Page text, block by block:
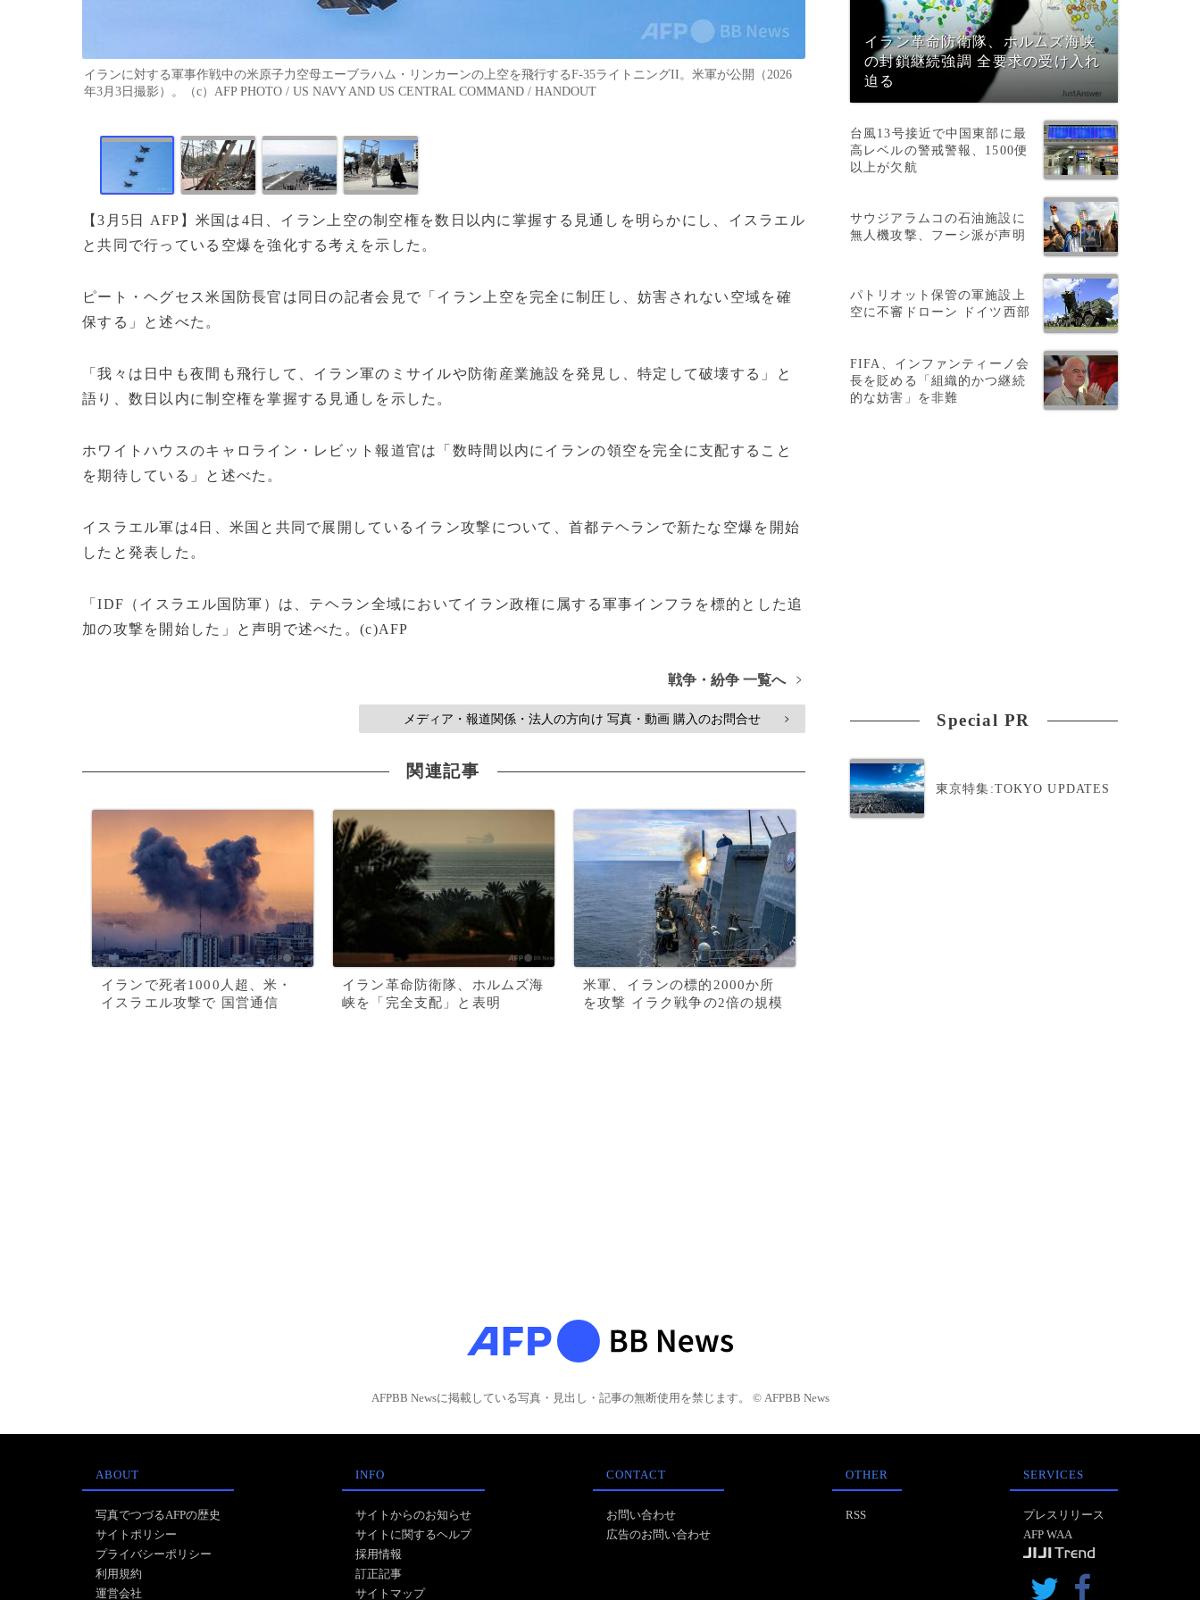
イランに対する軍事作戦中の米原子力空母エーブラハム・リンカーンの上空を飛行するF-35ライトニングII。米軍が公開（2026
年3月3日撮影）。（c）AFP PHOTO / US NAVY AND US CENTRAL COMMAND / HANDOUT
【3月5日 AFP】米国は4日、イラン上空の制空権を数日以内に掌握する見通しを明らかにし、イスラエル
と共同で行っている空爆を強化する考えを示した。
ピート・ヘグセス米国防長官は同日の記者会見で「イラン上空を完全に制圧し、妨害されない空域を確
保する」と述べた。
「我々は日中も夜間も飛行して、イラン軍のミサイルや防衛産業施設を発見し、特定して破壊する」と
語り、数日以内に制空権を掌握する見通しを示した。
ホワイトハウスのキャロライン・レビット報道官は「数時間以内にイランの領空を完全に支配すること
を期待している」と述べた。
イスラエル軍は4日、米国と共同で展開しているイラン攻撃について、首都テヘランで新たな空爆を開始
したと発表した。
「IDF（イスラエル国防軍）は、テヘラン全域においてイラン政権に属する軍事インフラを標的とした追
加の攻撃を開始した」と声明で述べた。(c)AFP
戦争・紛争 一覧へ >
メディア・報道関係・法人の方向け 写真・動画 購入のお問合せ >
関連記事
イランで死者1000人超、米・
イスラエル攻撃で 国営通信
イラン革命防衛隊、ホルムズ海
峡を「完全支配」と表明
米軍、イランの標的2000か所
を攻撃 イラク戦争の2倍の規模
イラン革命防衛隊、ホルムズ海峡
の封鎖継続強調 全要求の受け入れ
迫る
台風13号接近で中国東部に最
高レベルの警戒警報、1500便
以上が欠航
サウジアラムコの石油施設に
無人機攻撃、フーシ派が声明
パトリオット保管の軍施設上
空に不審ドローン ドイツ西部
FIFA、インファンティーノ会
長を貶める「組織的かつ継続
的な妨害」を非難
Special PR
東京特集:TOKYO UPDATES
AFPBB Newsに掲載している写真・見出し・記事の無断使用を禁じます。 © AFPBB News
ABOUT
写真でつづるAFPの歴史
サイトポリシー
プライバシーポリシー
利用規約
運営会社
INFO
サイトからのお知らせ
サイトに関するヘルプ
採用情報
訂正記事
サイトマップ
CONTACT
お問い合わせ
広告のお問い合わせ
OTHER
RSS
SERVICES
プレスリリース
AFP WAA